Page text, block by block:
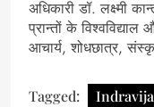
अधिकारी डॉ. लक्ष्मी
प्रान्तों के विश्वविद्याल
आचार्य, शोधछात्र,
Tagged: